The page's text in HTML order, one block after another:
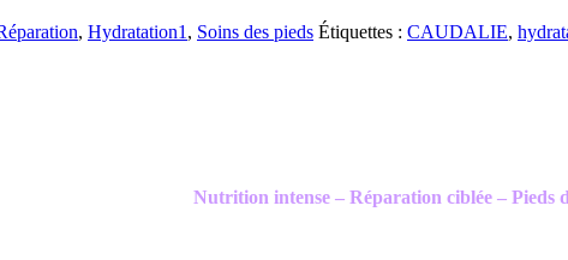
, Hydratation1 , Soins des pieds Étiquettes : CAUDALIE,
Nutrition intense – Réparation ciblée – Pieds